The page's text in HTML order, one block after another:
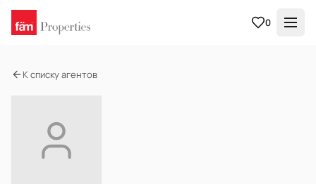
0
К списку агентов